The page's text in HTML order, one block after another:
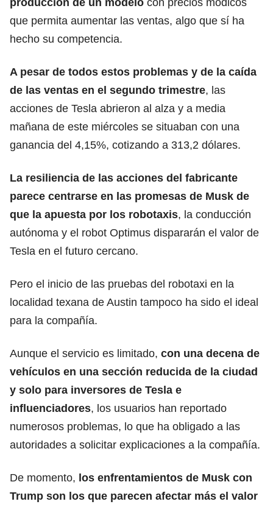
que permita aumentar las ventas, algo que sí ha
hecho su competencia.
A pesar de todos estos problemas y de la caída
de las ventas en el segundo trimestre, las
acciones de Tesla abrieron al alza y a media
mañana de este miércoles se situaban con una
ganancia del 4,15%, cotizando a 313,2 dólares.
La resiliencia de las acciones del fabricante
parece centrarse en las promesas de Musk de
que la apuesta por los robotaxis, la conducción
autónoma y el robot Optimus dispararán el valor de
Tesla en el futuro cercano.
Pero el inicio de las pruebas del robotaxi en la
localidad texana de Austin tampoco ha sido el ideal
para la compañía.
Aunque el servicio es limitado, con una decena de
vehículos en una sección reducida de la ciudad
y solo para inversores de Tesla e
influenciadores, los usuarios han reportado
numerosos problemas, lo que ha obligado a las
autoridades a solicitar explicaciones a la compañía.
De momento, los enfrentamientos de Musk con
Trump son los que parecen afectar más el valor